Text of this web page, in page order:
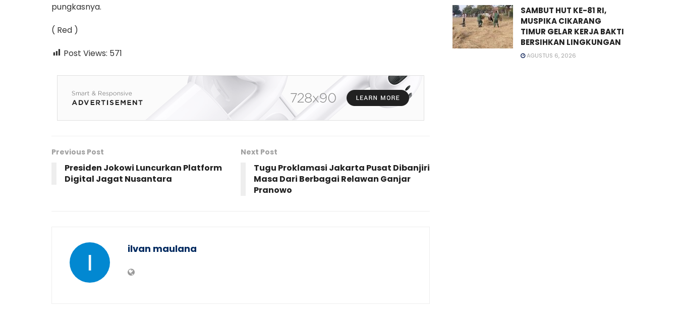
pungkasnya.
( Red )
Post Views: 571
Previous Post
Presiden Jokowi Luncurkan Platform
Digital Jagat Nusantara
Next Post
Tugu Proklamasi Jakarta Pusat Dibanjiri
Masa Dari Berbagai Relawan Ganjar
Pranowo
ilvan maulana
SAMBUT HUT KE-81 RI,
MUSPIKA CIKARANG
TIMUR GELAR KERJA BAKTI
BERSIHKAN LINGKUNGAN
AGUSTUS 6, 2026